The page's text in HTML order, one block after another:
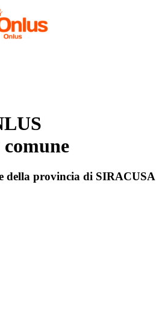
comune
della provincia di SIRACUSA